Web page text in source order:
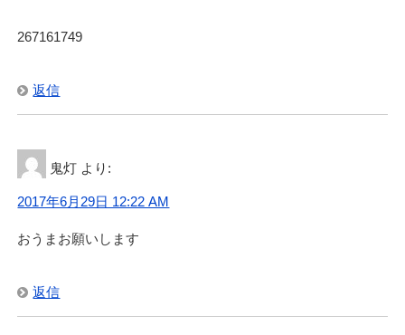
267161749
返信
鬼灯 より:
2017年6月29日 12:22 AM
おうまお願いします
返信